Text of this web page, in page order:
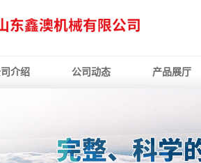
介绍 公司动态 产品展厅